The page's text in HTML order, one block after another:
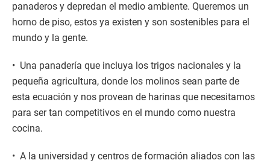
panaderos y depredan el medio ambiente. Queremos un
horno de piso, estos ya existen y son sostenibles para el
mundo y la gente.
• Una panadería que incluya los trigos nacionales y la
pequeña agricultura, donde los molinos sean parte de
esta ecuación y nos provean de harinas que necesitamos
para ser tan competitivos en el mundo como nuestra
cocina.
• A la universidad y centros de formación aliados con las